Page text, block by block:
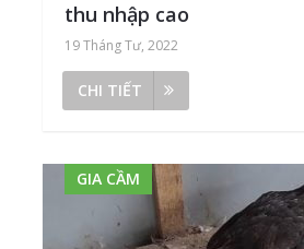
thu nhập cao
19 Tháng Tư, 2022
CHI TIẾT
GIA CẦM